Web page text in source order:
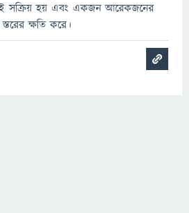
সক্রিয় হয় এবং একজন আরেকজনের
ক্ষতি করে।